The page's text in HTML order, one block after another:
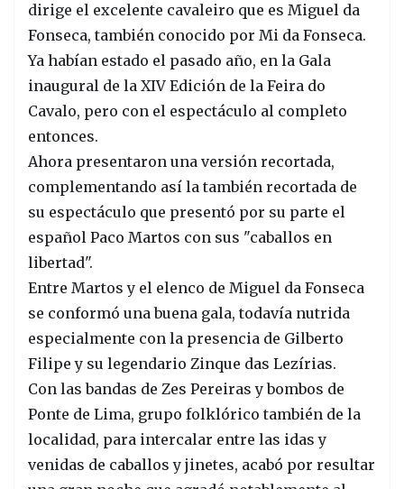
dirige el excelente cavaleiro que es Miguel da
Fonseca, también conocido por Mi da Fonseca.
Ya habían estado el pasado año, en la Gala
inaugural de la XIV Edición de la Feira do
Cavalo, pero con el espectáculo al completo
entonces.
Ahora presentaron una versión recortada,
complementando así la también recortada de
su espectáculo que presentó por su parte el
español Paco Martos con sus "caballos en
libertad".
Entre Martos y el elenco de Miguel da Fonseca
se conformó una buena gala, todavía nutrida
especialmente con la presencia de Gilberto
Filipe y su legendario Zinque das Lezírias.
Con las bandas de Zes Pereiras y bombos de
Ponte de Lima, grupo folklórico también de la
localidad, para intercalar entre las idas y
venidas de caballos y jinetes, acabó por resultar